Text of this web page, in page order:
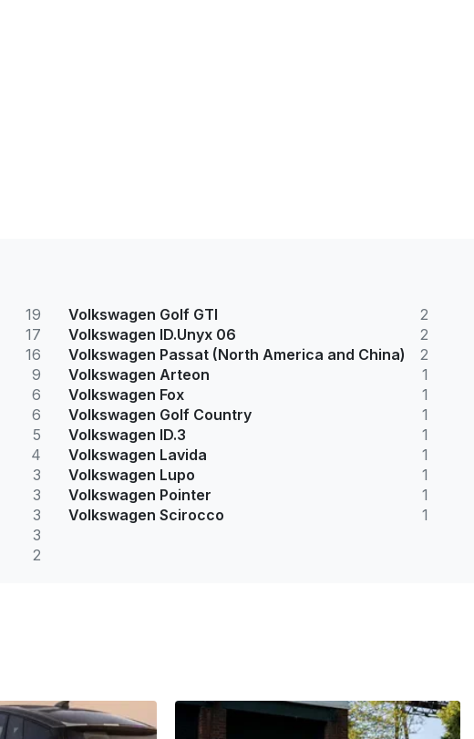
19
17
16
9
6
6
5
4
3
3
3
3
2
Volkswagen Golf GTI
2
Volkswagen ID.Unyx 06
2
Volkswagen Passat (North America and China)
2
Volkswagen Arteon
1
Volkswagen Fox
1
Volkswagen Golf Country
1
Volkswagen ID.3
1
Volkswagen Lavida
1
Volkswagen Lupo
1
Volkswagen Pointer
1
Volkswagen Scirocco
1